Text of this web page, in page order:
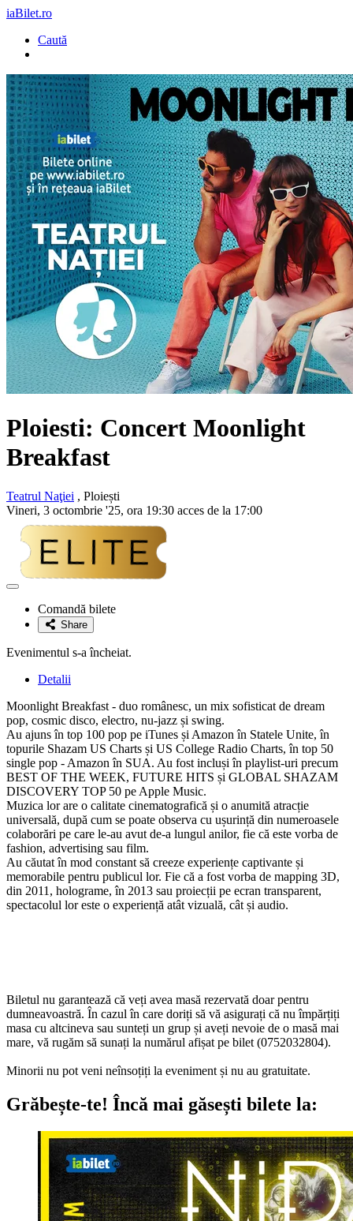
iaBilet.ro
Caută
Ploiesti: Concert Moonlight
Breakfast
Teatrul Naţiei , Ploiești
Vineri, 3 octombrie '25, ora 19:30 acces de la 17:00
Adaugă
favoriteComandă bilete
Share
Evenimentul s-a încheiat.
Detalii
Moonlight Breakfast - duo românesc, un mix sofisticat de dream
pop, cosmic disco, electro, nu-jazz și swing.
Au ajuns în top 100 pop pe iTunes și Amazon în Statele Unite, în
topurile Shazam US Charts și US College Radio Charts, în top 50
single pop - Amazon în SUA. Au fost incluși în playlist-uri precum
BEST OF THE WEEK, FUTURE HITS și GLOBAL SHAZAM
DISCOVERY TOP 50 pe Apple Music.
Muzica lor are o calitate cinematografică și o anumită atracție
universală, după cum se poate observa cu ușurință din numeroasele
colaborări pe care le-au avut de-a lungul anilor, fie că este vorba de
fashion, advertising sau film.
Au căutat în mod constant să creeze experiențe captivante și
memorabile pentru publicul lor. Fie că a fost vorba de mapping 3D,
din 2011, holograme, în 2013 sau proiecții pe ecran transparent,
spectacolul lor este o experiență atât vizuală, cât și audio.
Biletul nu garantează că veți avea masă rezervată doar pentru
dumneavoastră. În cazul în care doriți să vă asigurați că nu împărțiți
masa cu altcineva sau sunteți un grup și aveți nevoie de o masă mai
mare, vă rugăm să sunați la numărul afișat pe bilet (0752032804).
Minorii nu pot veni neînsoțiți la eveniment și nu au gratuitate.
Grăbește-te! Încă mai găsești bilete la: